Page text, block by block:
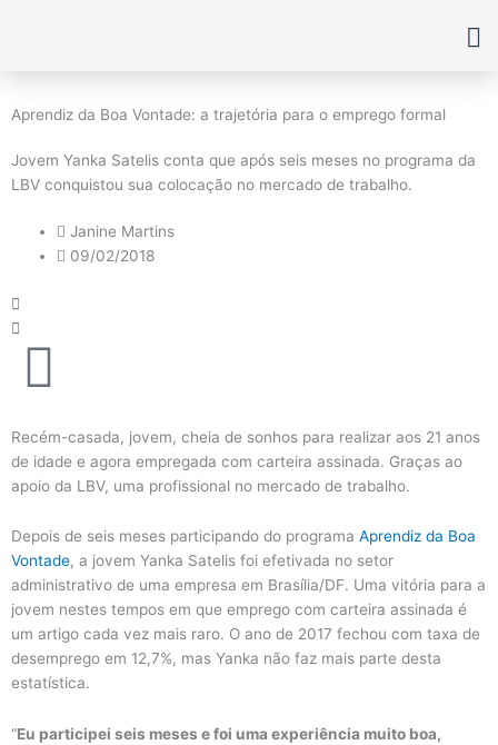
Aprendiz da Boa Vontade: a trajetória para o emprego formal
Jovem Yanka Satelis conta que após seis meses no programa da
LBV conquistou sua colocação no mercado de trabalho.
Janine Martins
09/02/2018
Recém-casada, jovem, cheia de sonhos para realizar aos 21 anos
de idade e agora empregada com carteira assinada. Graças ao
apoio da LBV, uma profissional no mercado de trabalho.
Depois de seis meses participando do programa Aprendiz da Boa
Vontade, a jovem Yanka Satelis foi efetivada no setor
administrativo de uma empresa em Brasília/DF. Uma vitória para a
jovem nestes tempos em que emprego com carteira assinada é
um artigo cada vez mais raro. O ano de 2017 fechou com taxa de
desemprego em 12,7%, mas Yanka não faz mais parte desta
estatística.
“Eu participei seis meses e foi uma experiência muito boa,